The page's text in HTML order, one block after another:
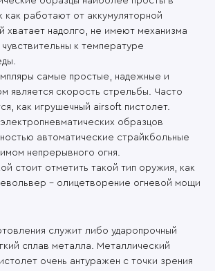
как работают от аккумуляторной
хватает надолго, не имеют механизма
к температуре
самые простые, надежные и
является скорость стрельбы. Часто
как игрушечный airsoft пистолет.
образцов
автоматические страйкбольные
непрерывного огня.
стоит отметить такой тип оружия, как
– олицетворение огневой мощи
служит либо ударопрочный
сплав металла. Металлический
очень антуражен с точки зрения